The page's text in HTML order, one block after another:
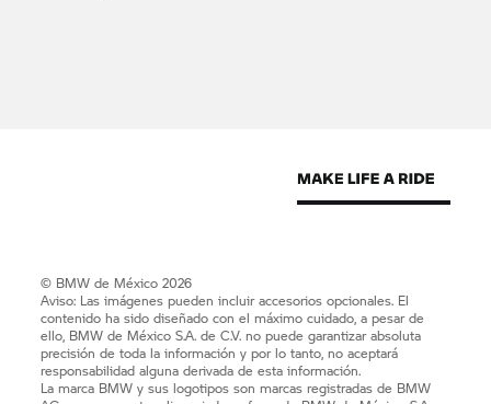
© BMW de México 2026
Aviso: Las imágenes pueden incluir accesorios opcionales. El
contenido ha sido diseñado con el máximo cuidado, a pesar de
ello, BMW de México S.A. de C.V. no puede garantizar absoluta
precisión de toda la información y por lo tanto, no aceptará
responsabilidad alguna derivada de esta información.
La marca BMW y sus logotipos son marcas registradas de BMW